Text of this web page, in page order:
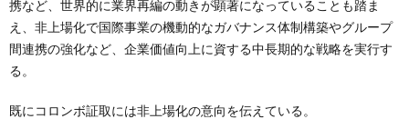
携など、世界的に業界再編の動きが顕著になっていることも踏ま
え、非上場化で国際事業の機動的なガバナンス体制構築やグループ
間連携の強化など、企業価値向上に資する中長期的な戦略を実行す
る。
既にコロンボ証取には非上場化の意向を伝えている。